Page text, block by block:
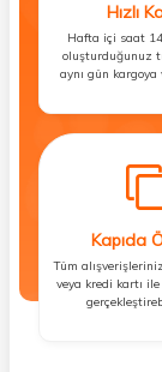
Hızlı
Hafta içi saat
oluşturduğunuz
aynı gün
Kapıda
Tüm
veya kredi kartı ile